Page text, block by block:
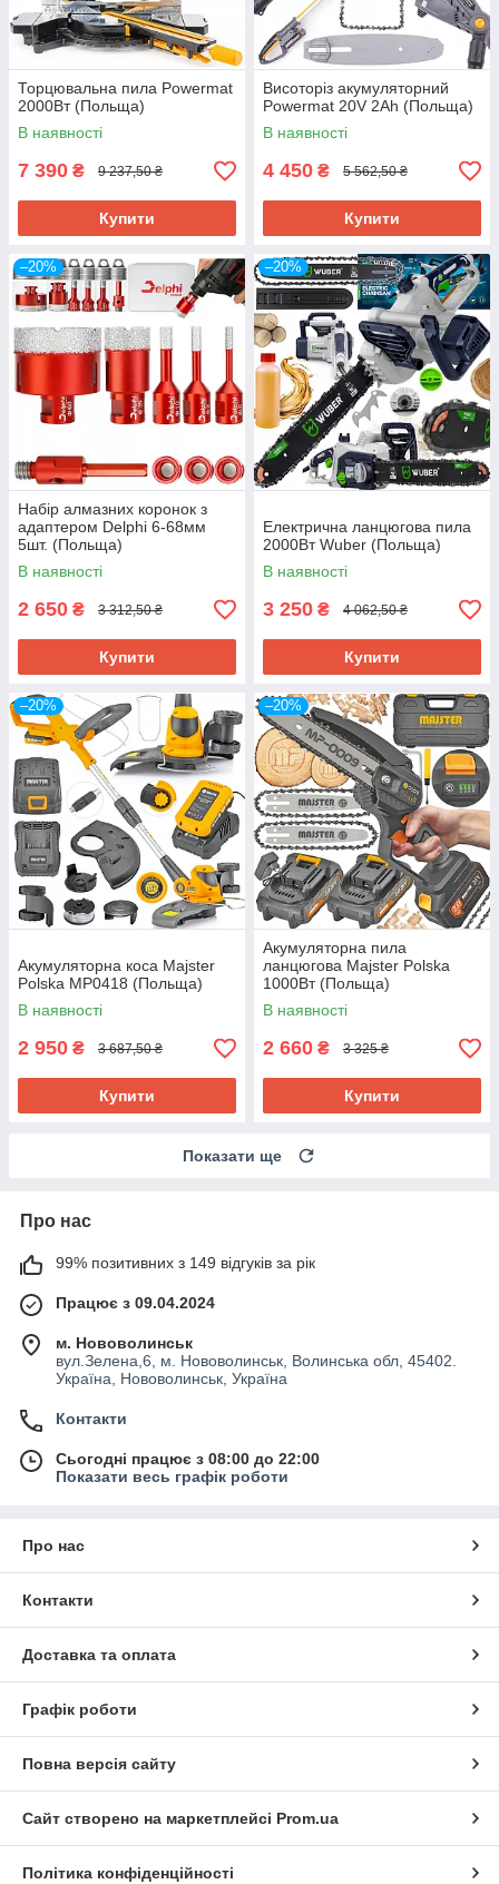
Торцювальна пила Powermat
2000Вт (Польща)
В наявності
7 390 ₴ 9 237,50 ₴
Купити
Висоторіз акумуляторний
Powermat 20V 2Ah (Польща)
В наявності
4 450 ₴ 5 562,50 ₴
Купити
–20%
Набір алмазних коронок з
адаптером Delphi 6-68мм
5шт. (Польща)
В наявності
2 650 ₴ 3 312,50 ₴
Купити
–20%
Електрична ланцюгова пила
2000Вт Wuber (Польща)
В наявності
3 250 ₴ 4 062,50 ₴
Купити
–20%
Акумуляторна коса Majster
Polska MP0418 (Польща)
В наявності
2 950 ₴ 3 687,50 ₴
Купити
–20%
Акумуляторна пила
ланцюгова Majster Polska
1000Вт (Польща)
В наявності
2 660 ₴ 3 325 ₴
Купити
Показати ще
Про нас
99% позитивних з 149 відгуків за рік
Працює з 09.04.2024
м. Нововолинськ
вул.Зелена,6, м. Нововолинськ, Волинська обл, 45402.
Україна, Нововолинськ, Україна
Контакти
Сьогодні працює з 08:00 до 22:00
Показати весь графік роботи
Про нас
Контакти
Доставка та оплата
Графік роботи
Повна версія сайту
Сайт створено на маркетплейсі Prom.ua
Політика конфіденційності